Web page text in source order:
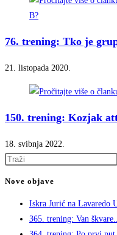
76. trening: Tko je
21. listopada 2020.
150. trening: Kozjak
18. svibnja 2022.
Nove objave
Iskra Jurić na Lavaredo
365. trening: Van škvare..